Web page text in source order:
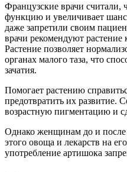
Французские врачи считали,
функцию и увеличивает
даже запретили своим
врачи рекомендуют
Растение позволяет
органах малого таза, что
зачатия.
Помогает растению
предотвратить их развитие.
возрастную пигментацию и
Однако женщинам до и после
этого овоща и лекарств на
употребление артишока